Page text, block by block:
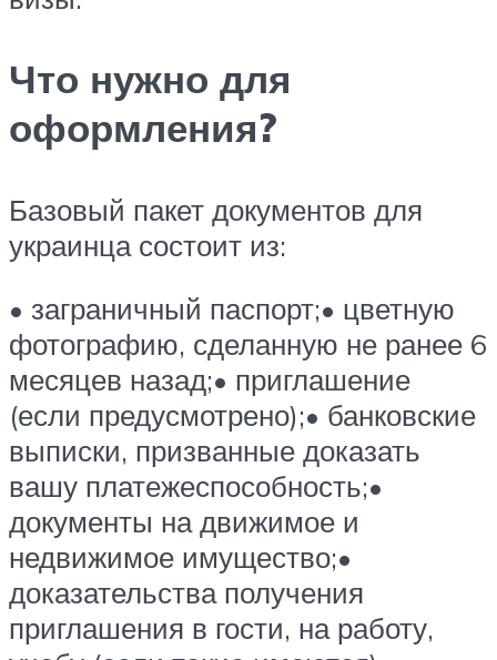
Что нужно для
оформления?
Базовый пакет документов для
украинца состоит из:
• заграничный паспорт;• цветную
фотографию, сделанную не ранее 6
месяцев назад;• приглашение
(если предусмотрено);• банковские
выписки, призванные доказать
вашу платежеспособность;•
документы на движимое и
недвижимое имущество;•
доказательства получения
приглашения в гости, на работу,